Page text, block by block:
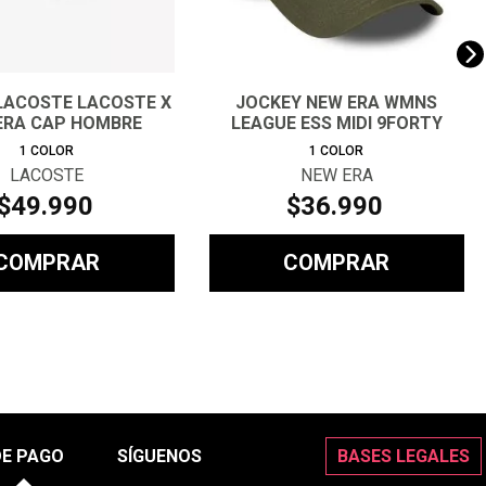
LACOSTE X
CAP HOMBRE
1 COLOR
LACOSTE
49.990
JOCKEY NEW ERA WMNS
LEAGUE ESS MIDI 9FORTY
MUJER
1 COLOR
NEW ERA
$36.990
COMPRAR
PAGO SÍGUENOS BASES LEGALES